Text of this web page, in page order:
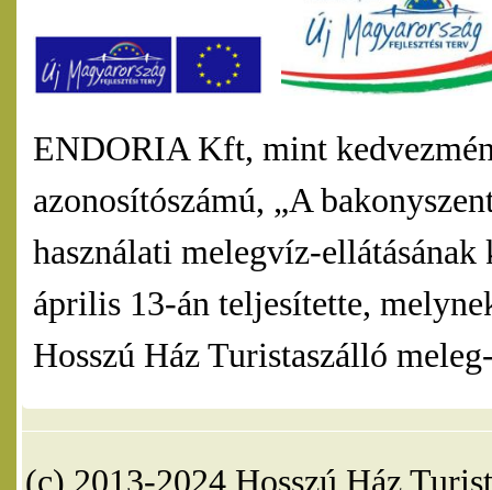
ENDORIA Kft, mint
azonosítószámú, „A
használati melegvíz-
április 13-án teljesítette,
Hosszú Ház Turistaszálló
(c) 2013-2024 Hosszú Ház